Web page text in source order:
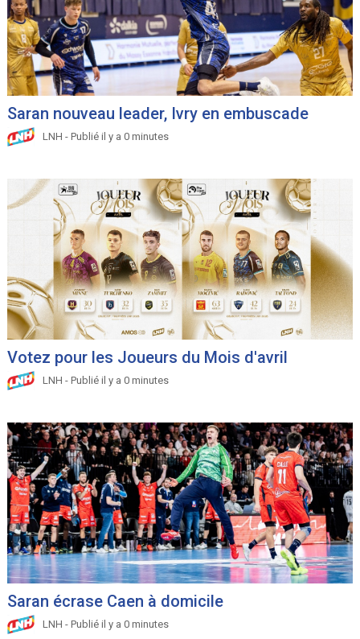
Saran nouveau leader, Ivry en embuscade
LNH - Publié il y a 0 minutes
Votez pour les Joueurs du Mois d'avril
LNH - Publié il y a 0 minutes
Saran écrase Caen à domicile
LNH - Publié il y a 0 minutes